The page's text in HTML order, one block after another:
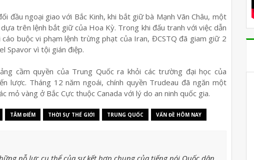
đầu ngoại giao với Bắc Kinh, khi bắt giữ bà Mạnh Vãn Châu, một
trên lệnh bắt giữ của Hoa Kỳ. Trong khi đấu tranh với việc dẫn
buộc vi phạm lệnh trừng phạt của Iran, ĐCSTQ đã giam giữ 2
Spavor vì tội gián điệp.
cầm quyền của Trung Quốc ra khỏi các trường đại học của
lược. Tháng 12 năm ngoái, chính quyền Trudeau đã ngăn một
mỏ vàng ở Bắc Cực thuộc Canada với lý do an ninh quốc gia.
TÂM ĐIỂM THỜI SỰ THẾ GIỚI TRUNG QUỐC VẤN ĐỀ HÔM NAY
nỗ lực cụ thể của sự kết hợp chung của tiếng nói Quốc dân